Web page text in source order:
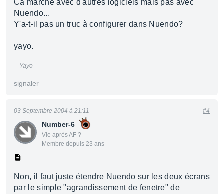
Ca marche avec d'autres logiciels mais pas avec
Nuendo...
Y'a-t-il pas un truc à configurer dans Nuendo?
yayo.
-- Yayo --
signaler
Number-6
Vie après AF ?
Membre depuis 23 ans
03 Septembre 2004 à 21:11 #4
Non, il faut juste étendre Nuendo sur les deux écrans
par le simple "agrandissement de fenetre" de